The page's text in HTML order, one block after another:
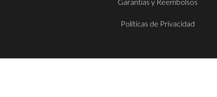
Politicas de Privacidad